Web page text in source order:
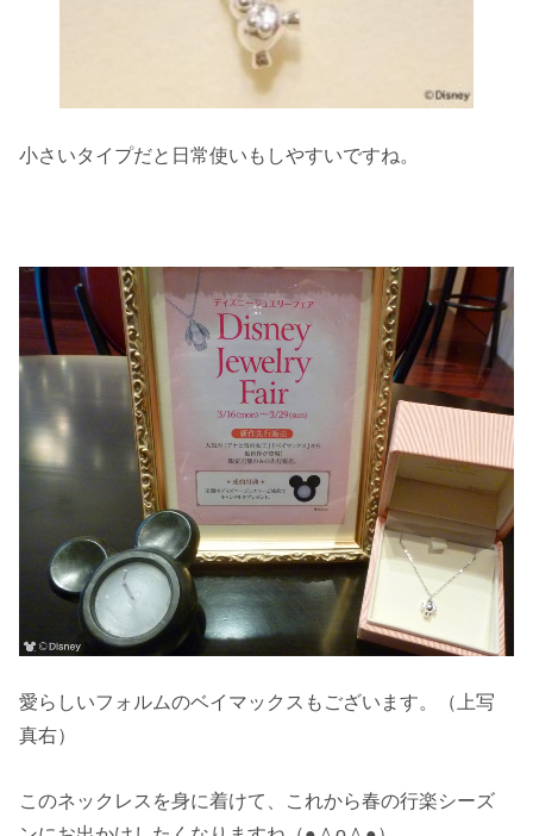
小さいタイプだと日常使いもしやすいですね。
愛らしいフォルムのベイマックスもございます。（上写
真右）
このネックレスを身に着けて、これから春の行楽シーズ